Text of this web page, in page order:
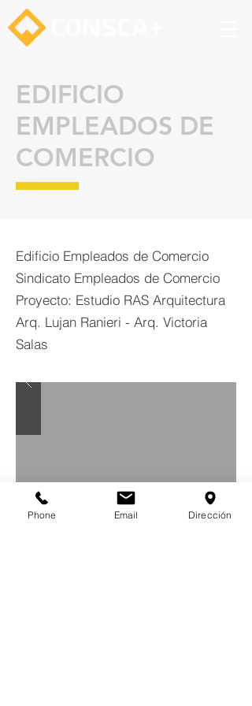
EDIFICIO
EMPLEADOS DE
COMERCIO
Edificio Empleados de Comercio
Sindicato Empleados de Comercio
Proyecto: Estudio RAS Arquitectura
Arq. Lujan Ranieri - Arq. Victoria
Salas
Phone Email Dirección